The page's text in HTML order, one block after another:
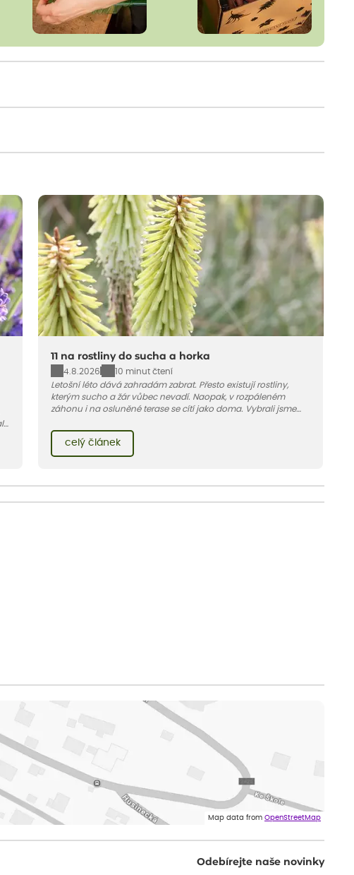
11 na rostliny do sucha a horka
4.8.2026
10 minut čtení
Letošní léto dává zahradám zabrat. Přesto existují rostliny,
kterým sucho a žár vůbec nevadí. Naopak, v rozpáleném
záhonu i na osluněné terase se cítí jako doma. Vybrali jsme
léto bez pravidelné zálivky. Pojďme se podívat, které to jsou.
celý článek
Map data from OpenStreetMap
Odebírejte naše novinky